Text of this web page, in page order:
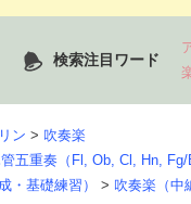
検索注目ワード
ン > 吹奏楽
五重奏（Fl, Ob, Cl, Hn,
・基礎練習） > 吹奏楽（中